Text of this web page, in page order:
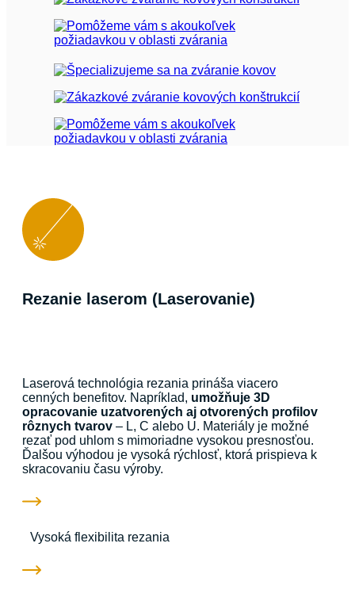
Rezanie laserom (Laserovanie)
Laserová technológia rezania prináša viacero
cenných benefitov. Napríklad, umožňuje 3D
opracovanie uzatvorených aj otvorených profilov
rôznych tvarov – L, C alebo U. Materiály je možné
rezať pod uhlom s mimoriadne vysokou presnosťou.
Ďalšou výhodou je vysoká rýchlosť, ktorá prispieva k
skracovaniu času výroby.
Vysoká flexibilita rezania​